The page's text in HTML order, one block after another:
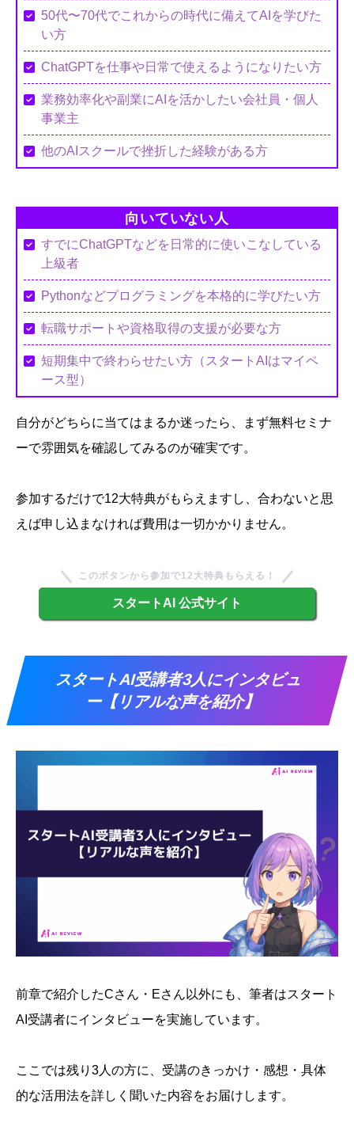
50代〜70代でこれからの時代に備えてAIを学びた
い方
ChatGPTを仕事や日常で使えるようになりたい方
業務効率化や副業にAIを活かしたい会社員・個人
事業主
他のAIスクールで挫折した経験がある方
向いていない人
すでにChatGPTなどを日常的に使いこなしている
上級者
Pythonなどプログラミングを本格的に学びたい方
転職サポートや資格取得の支援が必要な方
短期集中で終わらせたい方（スタートAIはマイペ
ース型）
自分がどちらに当てはまるか迷ったら、まず無料セミナ
ーで雰囲気を確認してみるのが確実です。
参加するだけで12大特典がもらえますし、合わないと思
えば申し込まなければ費用は一切かかりません。
このボタンから参加で12大特典もらえる！
スタートAI 公式サイト
スタートAI受講者3人にインタビュ
ー【リアルな声を紹介】
前章で紹介したCさん・Eさん以外にも、筆者はスタート
AI受講者にインタビューを実施しています。
ここでは残り3人の方に、受講のきっかけ・感想・具体
的な活用法を詳しく聞いた内容をお届けします。